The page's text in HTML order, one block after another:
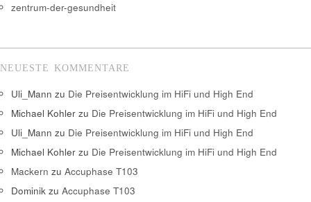
zentrum-der-gesundheit
NEUESTE KOMMENTARE
Uli_Mann zu Die Preisentwicklung im HiFi und High End
Michael Kohler zu Die Preisentwicklung im HiFi und High End
Uli_Mann zu Die Preisentwicklung im HiFi und High End
Michael Kohler zu Die Preisentwicklung im HiFi und High End
Mackern zu Accuphase T103
Dominik zu Accuphase T103